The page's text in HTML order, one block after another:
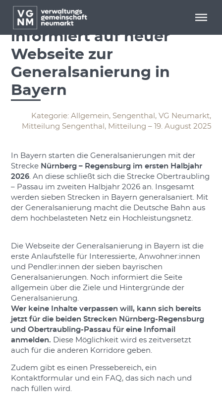
Menü überspringen
Menü überspringen
Deutsche Bahn
informiert auf neuer
Webseite zur
Generalsanierung in
Bayern
Kategorie: Allgemein, Sengenthal, VG Neumarkt,
Mitteilung Sengenthal, Mitteilung – 19. August 2025
In Bayern starten die Generalsanierungen mit der
Strecke Nürnberg – Regensburg im ersten Halbjahr
2026. An diese schließt sich die Strecke Obertraubling
– Passau im zweiten Halbjahr 2026 an. Insgesamt
werden sieben Strecken in Bayern generalsaniert. Mit
der Generalsanierung macht die Deutsche Bahn aus
dem hochbelasteten Netz ein Hochleistungsnetz.
Die Webseite der Generalsanierung in Bayern ist die
erste Anlaufstelle für Interessierte, Anwohner:innen
und Pendler:innen der sieben bayrischen
Generalsanierungen. Noch informiert die Seite
allgemein über die Ziele und Hintergründe der
Generalsanierung.
Wer keine Inhalte verpassen will, kann sich bereits
jetzt für die beiden Strecken Nürnberg-Regensburg
und Obertraubling-Passau für eine Infomail
anmelden. Diese Möglichkeit wird es zeitversetzt
auch für die anderen Korridore geben.
Zudem gibt es einen Pressebereich, ein
Kontaktformular und ein FAQ, das sich nach und
nach füllen wird.